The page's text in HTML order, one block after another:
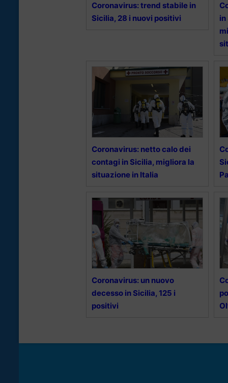
Coronavirus: trend stabile in
Sicilia, 28 i nuovi positivi
in
Coronavirus: netto calo dei
contagi in Sicilia, migliora la
situazione in Italia
Coronavirus: un nuovo
decesso in Sicilia, 125 i
positivi